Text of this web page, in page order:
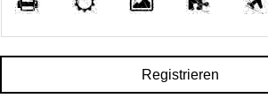
Registrieren